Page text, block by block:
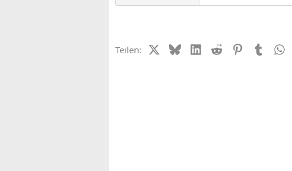
Teilen: X (Twitter)
BlueskyLinkedIn
Reddit PinterestTumblr